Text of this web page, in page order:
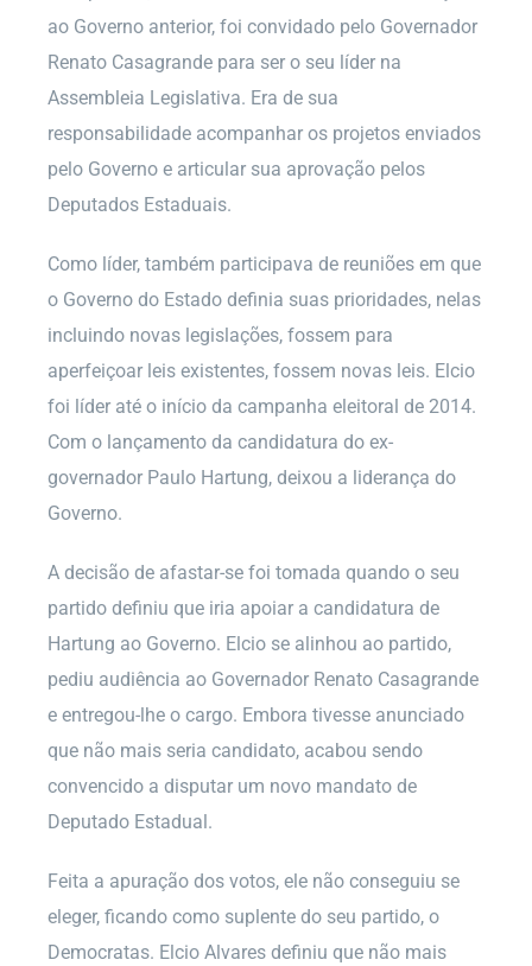
ao Governo anterior, foi convidado pelo Governador
Renato Casagrande para ser o seu líder na
Assembleia Legislativa. Era de sua
responsabilidade acompanhar os projetos enviados
pelo Governo e articular sua aprovação pelos
Deputados Estaduais.
Como líder, também participava de reuniões em que
o Governo do Estado definia suas prioridades, nelas
incluindo novas legislações, fossem para
aperfeiçoar leis existentes, fossem novas leis. Elcio
foi líder até o início da campanha eleitoral de 2014.
Com o lançamento da candidatura do ex-
governador Paulo Hartung, deixou a liderança do
Governo.
A decisão de afastar-se foi tomada quando o seu
partido definiu que iria apoiar a candidatura de
Hartung ao Governo. Elcio se alinhou ao partido,
pediu audiência ao Governador Renato Casagrande
e entregou-lhe o cargo. Embora tivesse anunciado
que não mais seria candidato, acabou sendo
convencido a disputar um novo mandato de
Deputado Estadual.
Feita a apuração dos votos, ele não conseguiu se
eleger, ficando como suplente do seu partido, o
Democratas. Elcio Alvares definiu que não mais